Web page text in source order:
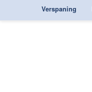
Verspaning